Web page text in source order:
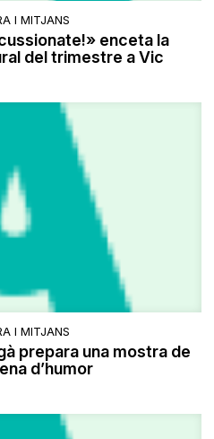
I MITJANS
enceta la
del trimestre a Vic
I MITJANS
prepara una mostra de
d’humor